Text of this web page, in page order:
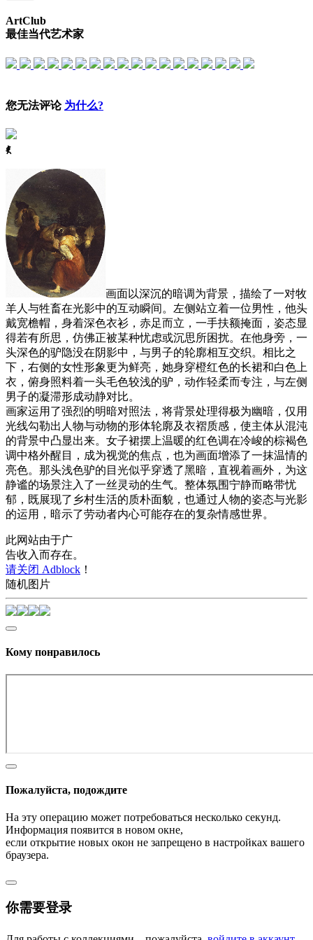
ArtClub
最佳当代艺术家
您无法评论 为什么?
ꈅ
画面以深沉的暗调为背景，描绘了一对牧
羊人与牲畜在光影中的互动瞬间。左侧站立着一位男性，他头
戴宽檐帽，身着深色衣衫，赤足而立，一手扶额掩面，姿态显
得若有所思，仿佛正被某种忧虑或沉思所困扰。在他身旁，一
头深色的驴隐没在阴影中，与男子的轮廓相互交织。相比之
下，右侧的女性形象更为鲜亮，她身穿橙红色的长裙和白色上
衣，俯身照料着一头毛色较浅的驴，动作轻柔而专注，与左侧
男子的凝滞形成动静对比。
画家运用了强烈的明暗对照法，将背景处理得极为幽暗，仅用
光线勾勒出人物与动物的形体轮廓及衣褶质感，使主体从混沌
的背景中凸显出来。女子裙摆上温暖的红色调在冷峻的棕褐色
调中格外醒目，成为视觉的焦点，也为画面增添了一抹温情的
亮色。那头浅色驴的目光似乎穿透了黑暗，直视着画外，为这
静谧的场景注入了一丝灵动的生气。整体氛围宁静而略带忧
郁，既展现了乡村生活的质朴面貌，也通过人物的姿态与光影
的运用，暗示了劳动者内心可能存在的复杂情感世界。
此网站由于广
告收入而存在。
请关闭 Adblock ！
随机图片
Кому понравилось
Пожалуйста, подождите
На эту операцию может потребоваться несколько секунд.
Информация появится в новом окне,
если открытие новых окон не запрещено в настройках вашего
браузера.
你需要登录